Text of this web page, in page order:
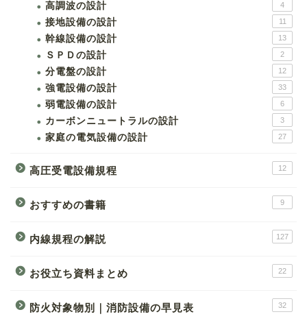
高調波の設計 4
接地設備の設計 11
幹線設備の設計 13
ＳＰＤの設計 2
分電盤の設計 12
強電設備の設計 33
弱電設備の設計 6
カーボンニュートラルの設計 3
家庭の電気設備の設計 27
高圧受電設備規程 12
おすすめの書籍 9
内線規程の解説 127
お役立ち資料まとめ 22
防火対象物別｜消防設備の早見表 32